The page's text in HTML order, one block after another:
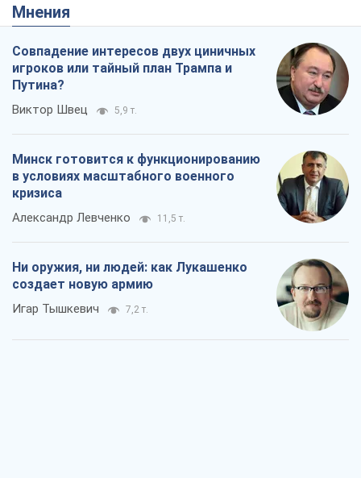
Мнения
Совпадение интересов двух циничных
игроков или тайный план Трампа и
Путина?
Виктор Швец 5,9 т.
Минск готовится к функционированию
в условиях масштабного военного
кризиса
Александр Левченко 11,5 т.
Ни оружия, ни людей: как Лукашенко
создает новую армию
Игар Тышкевич 7,2 т.